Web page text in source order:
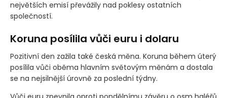
Přesto celkový vývoj trhu zůstal pozitivní, protože růsty
největších emisí převážily nad poklesy ostatních
společností.
Koruna posílila vůči euru i dolaru
Pozitivní den zažila také česká měna. Koruna během úterý
posílila vůči oběma hlavním světovým měnám a dostala